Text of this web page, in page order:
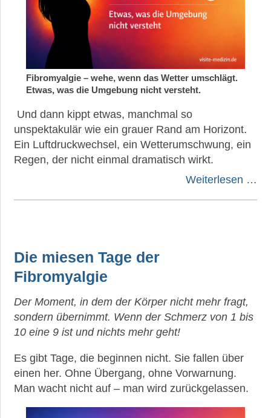
Fibromyalgie – wehe, wenn das Wetter umschlägt.
Etwas, was die Umgebung nicht versteht.
Und dann kippt etwas, manchmal so
unspektakulär wie ein grauer Rand am Horizont.
Ein Luftdruckwechsel, ein Wetterumschwung, ein
Regen, der nicht einmal dramatisch wirkt.
Weiterlesen …
Die miesen Tage der
Fibromyalgie
Der Moment, in dem der Körper nicht mehr fragt,
sondern übernimmt. Wenn der Schmerz von 1 bis
10 eine 9 ist und nichts mehr geht!
Es gibt Tage, die beginnen nicht. Sie fallen über
einen her. Ohne Übergang, ohne Vorwarnung.
Man wacht nicht auf – man wird zurückgelassen.